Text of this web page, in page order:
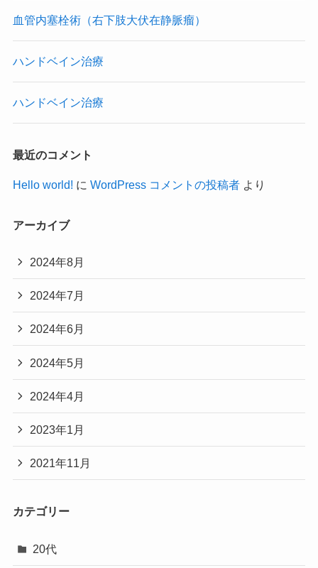
血管内塞栓術（右下肢大伏在静脈瘤）
ハンドベイン治療
ハンドベイン治療
最近のコメント
Hello world! に WordPress コメントの投稿者より
アーカイブ
2024年8月
2024年7月
2024年6月
2024年5月
2024年4月
2023年1月
2021年11月
カテゴリー
20代